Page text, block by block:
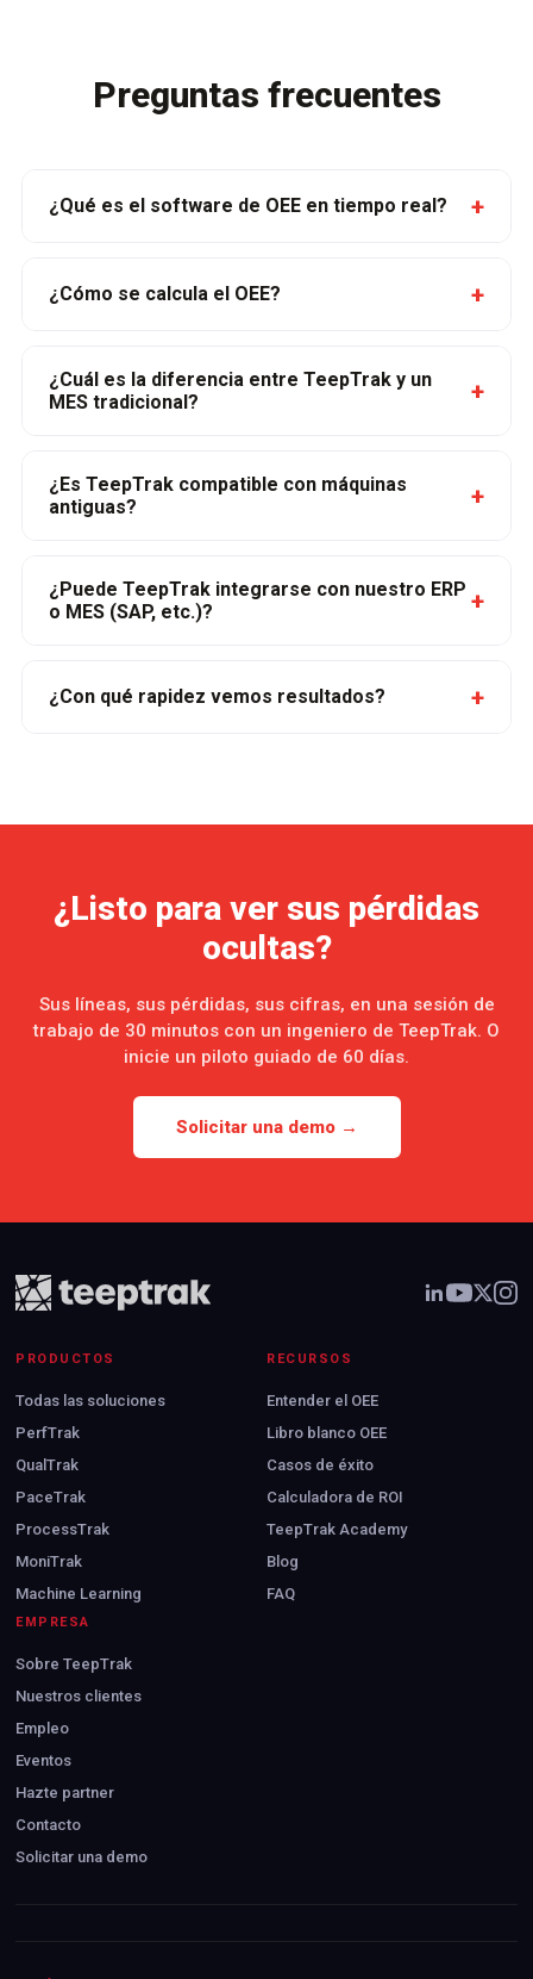
Preguntas frecuentes
¿Qué es el software de OEE en tiempo real? +
¿Cómo se calcula el OEE? +
¿Cuál es la diferencia entre TeepTrak y un
MES tradicional?
+
¿Es TeepTrak compatible con máquinas
antiguas?
+
¿Puede TeepTrak integrarse con nuestro ERP
o MES (SAP, etc.)?
+
¿Con qué rapidez vemos resultados? +
¿Listo para ver sus pérdidas
ocultas?
Sus líneas, sus pérdidas, sus cifras, en una sesión de
trabajo de 30 minutos con un ingeniero de TeepTrak. O
inicie un piloto guiado de 60 días.
Solicitar una demo →
PRODUCTOS
Todas las soluciones
PerfTrak
QualTrak
PaceTrak
ProcessTrak
MoniTrak
Machine Learning
RECURSOS
Entender el OEE
Libro blanco OEE
Casos de éxito
Calculadora de ROI
TeepTrak Academy
Blog
FAQ
EMPRESA
Sobre TeepTrak
Nuestros clientes
Empleo
Eventos
Hazte partner
Contacto
Solicitar una demo